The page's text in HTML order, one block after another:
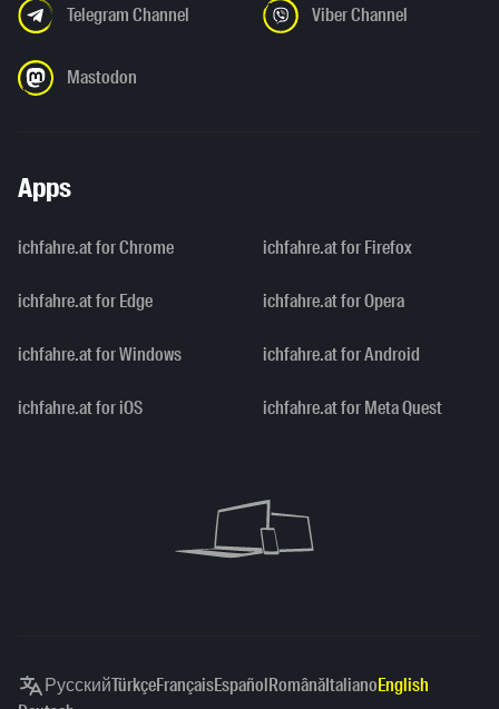
Telegram Channel Viber Channel
Mastodon
Apps
ichfahre.at for Chrome ichfahre.at for Firefox
ichfahre.at for Edge ichfahre.at for Opera
ichfahre.at for Windows ichfahre.at for Android
ichfahre.at for iOS ichfahre.at for Meta Quest
РусскийTürkçeFrançaisEspañolRomânăItalianoEnglish